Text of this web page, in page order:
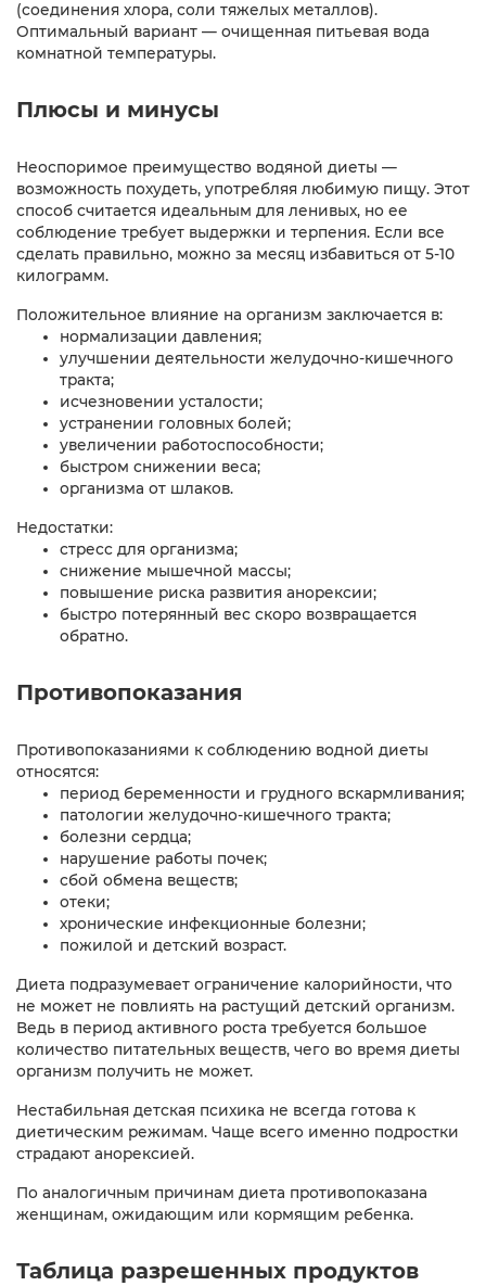
(соединения хлора, соли тяжелых металлов).
Оптимальный вариант — очищенная питьевая вода
комнатной температуры.
Плюсы и минусы
Неоспоримое преимущество водяной диеты —
возможность похудеть, употребляя любимую пищу. Этот
способ считается идеальным для ленивых, но ее
соблюдение требует выдержки и терпения. Если все
сделать правильно, можно за месяц избавиться от 5-10
килограмм.
Положительное влияние на организм заключается в:
нормализации давления;
улучшении деятельности желудочно-кишечного
тракта;
исчезновении усталости;
устранении головных болей;
увеличении работоспособности;
быстром снижении веса;
организма от шлаков.
Недостатки:
стресс для организма;
снижение мышечной массы;
повышение риска развития анорексии;
быстро потерянный вес скоро возвращается
обратно.
Противопоказания
Противопоказаниями к соблюдению водной диеты
относятся:
период беременности и грудного вскармливания;
патологии желудочно-кишечного тракта;
болезни сердца;
нарушение работы почек;
сбой обмена веществ;
отеки;
хронические инфекционные болезни;
пожилой и детский возраст.
Диета подразумевает ограничение калорийности, что
не может не повлиять на растущий детский организм.
Ведь в период активного роста требуется большое
количество питательных веществ, чего во время диеты
организм получить не может.
Нестабильная детская психика не всегда готова к
диетическим режимам. Чаще всего именно подростки
страдают анорексией.
По аналогичным причинам диета противопоказана
женщинам, ожидающим или кормящим ребенка.
Таблица разрешенных продуктов